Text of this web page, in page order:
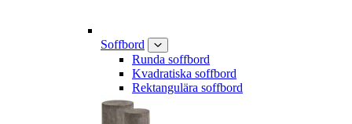
Soffbord
Runda soffbord
Kvadratiska soffbord
Rektangulära soffbord